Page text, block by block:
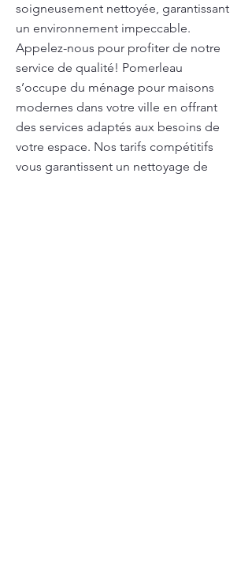
soigneusement nettoyée, garantissant
un environnement impeccable.
Appelez-nous pour profiter de notre
service de qualité! Pomerleau
s’occupe du ménage pour maisons
modernes dans votre ville en offrant
des services adaptés aux besoins de
votre espace. Nos tarifs compétitifs
vous garantissent un nettoyage de